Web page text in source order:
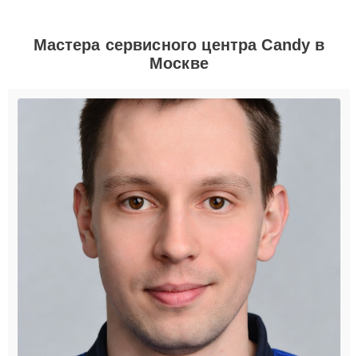
Мастера сервисного центра Candy в
Москве